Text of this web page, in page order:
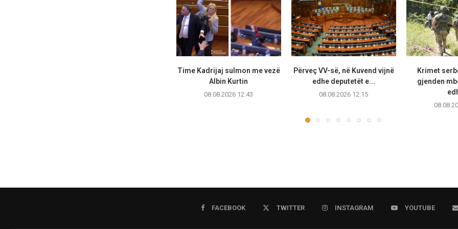
Time Kadrijaj sulmon me vezë
Albin Kurtin
08.08.2026 12:43
Përveç VV-së, në Kuvend vijnë
edhe deputetët e...
08.08.2026 12:15
Krimet
gjenden
FACEBOOK TWITTER INSTAGRAM YOUTUBE